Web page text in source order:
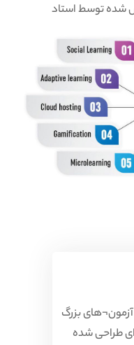
آزمون¬های بزرگ
ای طراحی شده